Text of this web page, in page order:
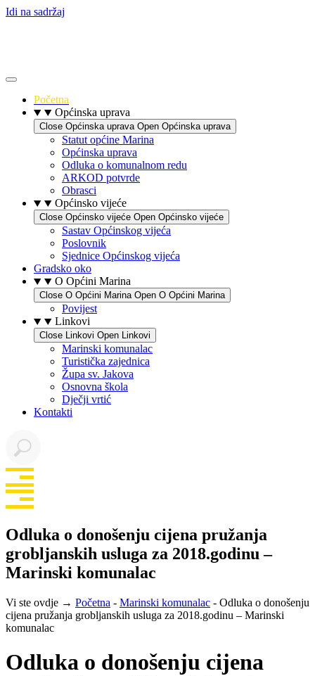
Idi na sadržaj
Početna
Općinska uprava
Close Općinska uprava Open Općinska uprava
Statut općine Marina
Općinska uprava
Odluka o komunalnom redu
ARKOD potvrde
Obrasci
Općinsko vijeće
Close Općinsko vijeće Open Općinsko vijeće
Sastav Općinskog vijeća
Poslovnik
Sjednice Općinskog vijeća
Gradsko oko
O Općini Marina
Close O Općini Marina Open O Općini Marina
Povijest
Linkovi
Close Linkovi Open Linkovi
Marinski komunalac
Turistička zajednica
Župa sv. Jakova
Osnovna škola
Dječji vrtić
Kontakti
Odluka o donošenju cijena pružanja
grobljanskih usluga za 2018.godinu –
Marinski komunalac
Vi ste ovdje → Početna - Marinski komunalac - Odluka o donošenju
cijena pružanja grobljanskih usluga za 2018.godinu – Marinski
komunalac
Odluka o donošenju cijena